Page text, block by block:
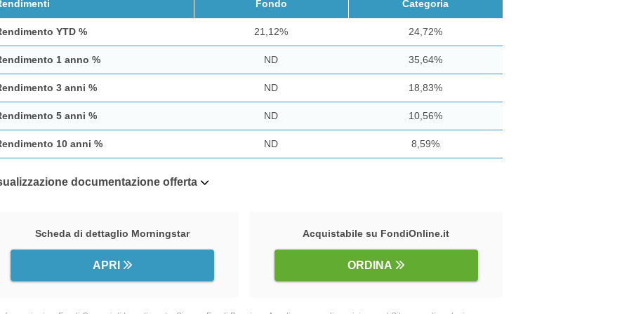
Fondo Categoria
YTD % 21,12% 24,72%
1 anno % ND 35,64%
3 anni % ND 18,83%
5 anni % ND 10,56%
10 anni % ND 8,59%
documentazione offerta
Scheda di dettaglio Morningstar
APRI
Acquistabile su FondiOnline.it
ORDINA